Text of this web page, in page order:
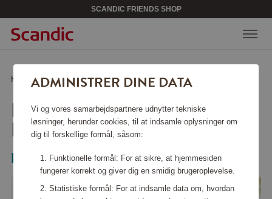
SCANDIC FRIENDS SHOP
Hjem /Hjem & design/Tekstiler/Håndklæder Fisher Island rød
HÅNDKLÆDER FISHER
ISLAND RØD
Newport
ADMINISTRER DINE DATA
Vi og vores samarbejdspartnere udnytter tekniske
løsninger, herunder cookies, til at indsamle oplysninger om
dig til forskellige formål, såsom:
Funktionelle formål: For at sikre, at hjemmesiden
fungerer korrekt og giver dig en smidig brugeroplevelse.
Statistiske formål: For at indsamle data om, hvordan